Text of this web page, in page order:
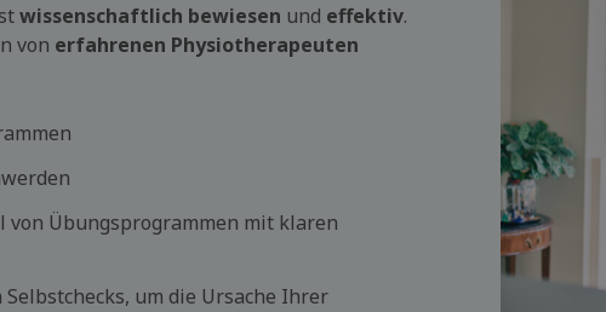
wissenschaftlich bewiesen und effektiv.
von erfahrenen Physiotherapeuten
von Übungsprogrammen mit klaren
um die Ursache Ihrer